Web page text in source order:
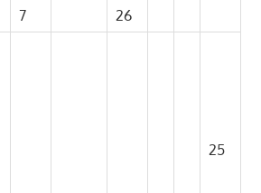
7
26
25